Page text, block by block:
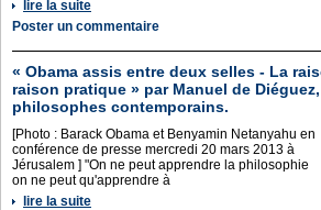
lire la suite
Poster un commentaire
« Obama assis entre deux selles - La
raison pratique » par Manuel de
philosophes contemporains.
[Photo : Barack Obama et Benyamin Netanyahu en
conférence de presse mercredi 20 mars 2013 à
Jérusalem ] "On ne peut apprendre la philosophie
on ne peut qu'apprendre à
lire la suite